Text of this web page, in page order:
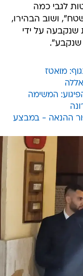
לגבי כמה
ושוב הבהירו,
שנקבעה על ידי
שנקבע".
מואטז
המשימה
ההנאה - במבצע